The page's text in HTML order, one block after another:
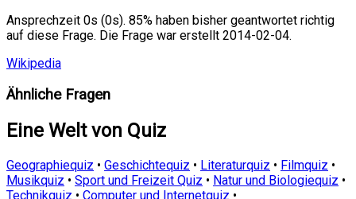
Ansprechzeit 0s (0s). 85% haben bisher geantwortet richtig
auf diese Frage. Die Frage war erstellt 2014-02-04.
Wikipedia
Ähnliche Fragen
Eine Welt von Quiz
Geographiequiz • Geschichtequiz • Literaturquiz • Filmquiz •
Musikquiz • Sport und Freizeit Quiz • Natur und Biologiequiz •
Technikquiz • Computer und Internetquiz •